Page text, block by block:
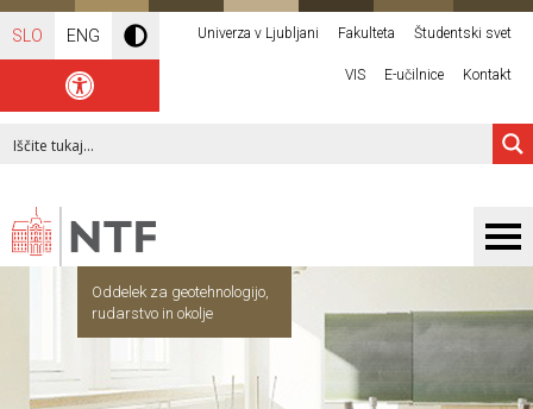
SLO ENG Univerza v Ljubljani Fakulteta Študentski svet
VIS E-učilnice Kontakt
Oddelek za geotehnologijo,
rudarstvo in okolje